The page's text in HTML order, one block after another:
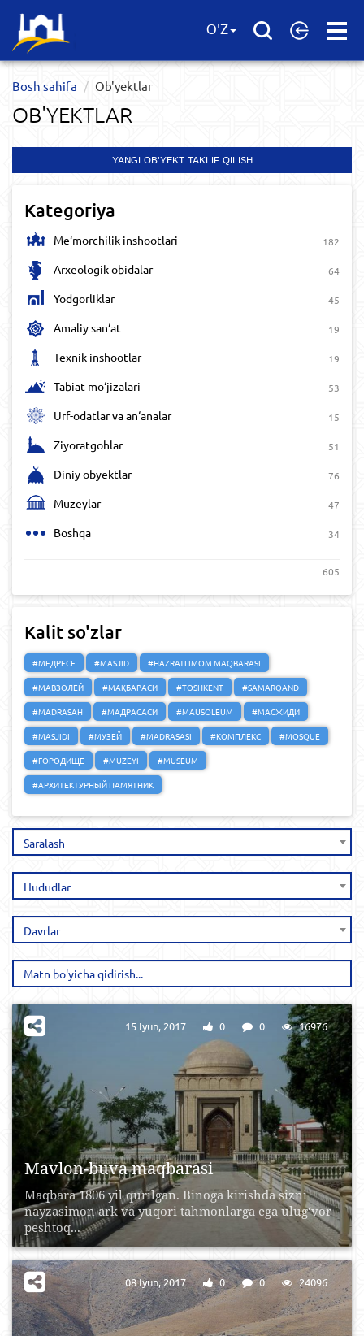
Open
O'Z
Bosh sahifa Ob'yektlar​
OB'YEKTLAR​
YANGI OB'YEKT TAKLIF QILISH
Kategoriya
Me‘morchilik inshootlari 182
Arxeologik obidalar 64
Yodgorliklar 45
Amaliy san‘at 19
Texnik inshootlar 19
Tabiat mo‘jizalari 53
Urf-odatlar va an‘analar 15
Ziyoratgohlar 51
Diniy obyektlar 76
Muzeylar 47
Boshqa 34
605
Kalit so'zlar
#МЕДРЕСЕ #MASJID
#HAZRATI IMOM MAQBARASI
#МАВЗОЛЕЙ
#МАҚБАРАСИ #TOSHKENT
#SAMARQAND
#MADRASAH
#МАДРАСАСИ #MAUSOLEUM
#МАСЖИДИ
#MASJIDI
#МУЗЕЙ #MADRASASI #КОМПЛЕКС
#MOSQUE
#ГОРОДИЩЕ
#MUZEYI
#MUSEUM
#АРХИТЕКТУРНЫЙ ПАМЯТНИК
Saralash
Hududlar
Davrlar
Mavlon-buva maqbarasi
Maqbara 1806 yil qurilgan. Binoga kirishda sizni
nayzasimon ark va yuqori tahmonlarga ega ulug‘vor
peshtoq...
15 Iyun, 2017 0 0 16976
08 Iyun, 2017 0 0 24096